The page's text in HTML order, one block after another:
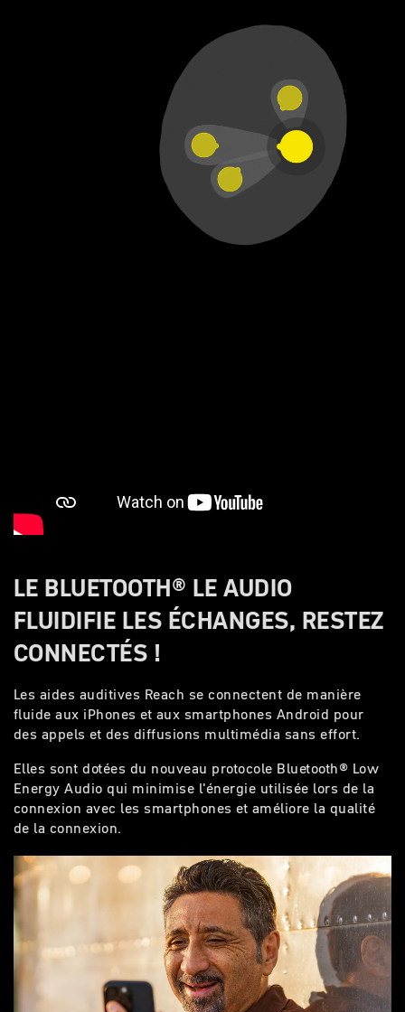
LE BLUETOOTH® LE AUDIO
FLUIDIFIE LES ÉCHANGES, RESTEZ
CONNECTÉS !
Les aides auditives Reach se connectent de manière
fluide aux iPhones et aux smartphones Android pour
des appels et des diffusions multimédia sans effort.
Elles sont dotées du nouveau protocole Bluetooth® Low
Energy Audio qui minimise l'énergie utilisée lors de la
connexion avec les smartphones et améliore la qualité
de la connexion.